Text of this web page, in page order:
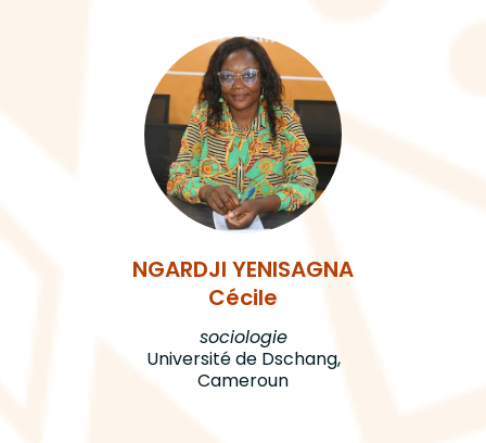
NGARDJI YENISAGNA
Cécile
sociologie
Université de Dschang,
Cameroun